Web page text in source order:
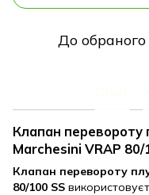
До обраного
Клапан перевороту
Marchesini VRAP
Клапан перевороту
80/100 SS